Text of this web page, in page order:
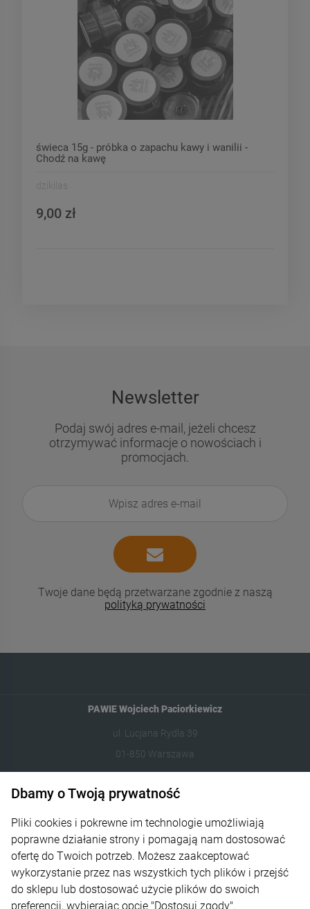
świeca 15g - próbka o zapachu kawy i wanilii -
Chodź na kawę
dzikilas
9,00 zł
Newsletter
Podaj swój adres e-mail, jeżeli chcesz
otrzymywać informacje o nowościach i
promocjach.
Twoje dane będą przetwarzane zgodnie z naszą
polityką prywatności
PAWIE Wojciech Paciorkiewicz
ul. Lucjana Rydla 39
01-850 Warszawa
609981005
Pomoc
Moje konto
Płatności i dostawa
Dbamy o Twoją prywatność
Pliki cookies i pokrewne im technologie umożliwiają
poprawne działanie strony i pomagają nam dostosować
ofertę do Twoich potrzeb. Możesz zaakceptować
wykorzystanie przez nas wszystkich tych plików i przejść
do sklepu lub dostosować użycie plików do swoich
preferencji, wybierając opcję "Dostosuj zgody".